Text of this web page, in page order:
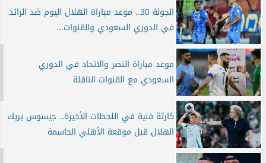
الجولة 30.. موعد مباراة الهلال اليوم ضد الرائد
في الدوري السعودي والقنوات...
موعد مباراة النصر والاتحاد في الدوري
السعودي مع القنوات الناقلة
كارثة فنية في اللحظات الأخيرة.. جيسوس يربك
الهلال قبل موقعة الأهلي الحاسمة